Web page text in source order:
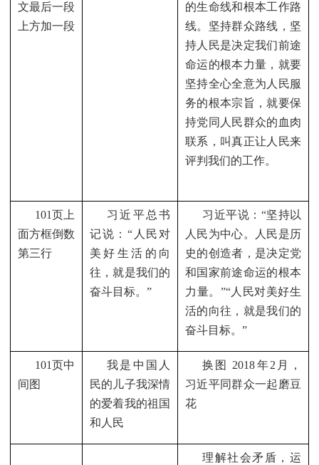
文最后一段
上方加一段
的生命线和根本工作路
线。坚持群众路线，坚
持人民是决定我们前途
命运的根本力量，就要
坚持全心全意为人民服
务的根本宗旨，就要保
持党同人民群众的血肉
联系，叫真正让人民来
评判我们的工作。
101页上
面方框倒数
第三行
习近平总书
记说：“人民对
美好生活的向
往，就是我们的
奋斗目标。”
习近平说：“坚持以
人民为中心。人民是历
史的创造者，是决定党
和国家前途命运的根本
力量。”“人民对美好生
活的向往，就是我们的
奋斗目标。”
101页中
间图
我是中国人
民的儿子我深情
的爱着我的祖国
和人民
换图 2018年2 月，
习近平同群众一起磨豆
花
理解社会矛盾，运